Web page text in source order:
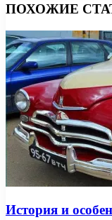
ПОХОЖИЕ
История и